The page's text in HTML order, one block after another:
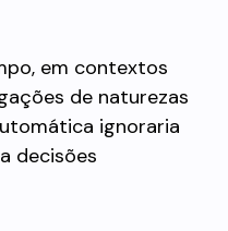
em contextos
de naturezas
ignoraria
decisões